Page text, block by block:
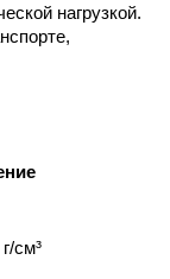
нагрузкой.
см³